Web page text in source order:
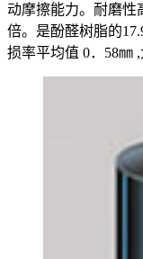
动摩擦能力。耐磨性
倍。是酚醛树脂的
损率平均值 0．58㎜